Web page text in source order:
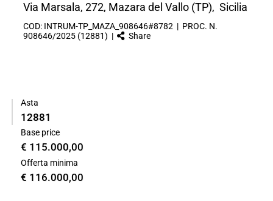
Via Marsala, 272, Mazara del Vallo (TP), Sicilia
COD: INTRUM-TP_MAZA_908646#8782 | PROC. N.
908646/2025 (12881) |
Share
Asta
12881
Base price
€ 115.000,00
Offerta minima
€ 116.000,00